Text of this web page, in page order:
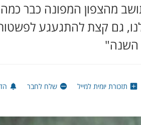
מהצפון המפונה כבר כמה
גם קצת להתגעגע
השנה"
תזכורת יומית למייל שלח לחבר